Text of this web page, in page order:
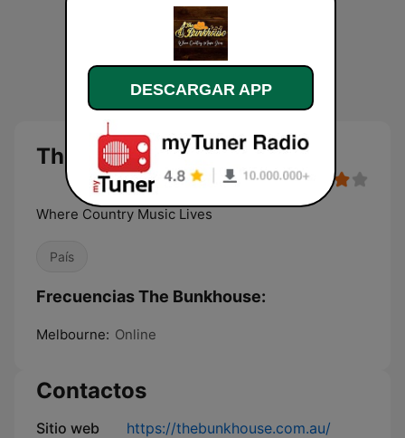
The Bunkhouse
Where Country Music Lives
País
Frecuencias The Bunkhouse:
Melbourne: Online
Contactos
Sitio web
https://thebunkhouse.com.au/
DESCARGAR APP